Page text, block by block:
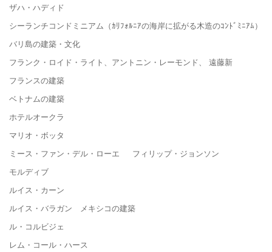
ザハ・ハディド
シーランチコンドミニアム（ｶﾘﾌｫﾙﾆｱの海岸に拡がる木造のｺﾝﾄﾞﾐﾆｱﾑ）
バリ島の建築・文化
フランク・ロイド・ライト、アントニン・レーモンド、 遠藤新
フランスの建築
ベトナムの建築
ホテルオークラ
マリオ・ボッタ
ミース・ファン・デル・ローエ フィリップ・ジョンソン
モルディブ
ルイス・カーン
ルイス・バラガン メキシコの建築
ル・コルビジェ
レム・コール・ハース